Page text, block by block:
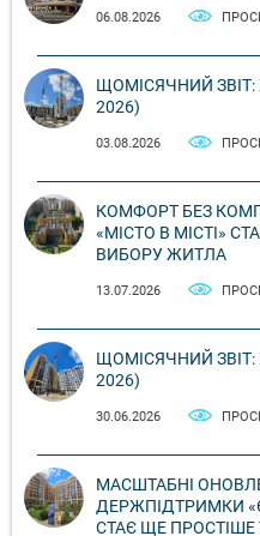
06.08.2026
ЩОМІСЯЧНИЙ
2026)
03.08.2026
КОМФОРТ БЕЗ
«МІСТО В МІСТІ»
ВИБОРУ ЖИТЛА
13.07.2026
ЩОМІСЯЧНИЙ ЗВІТ:
2026)
30.06.2026
МАСШТАБНІ
ДЕРЖПІДТРИМКИ
СТАЄ ЩЕ ПРОСТІШЕ